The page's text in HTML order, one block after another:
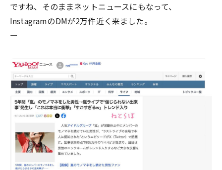
ですね、そのままネットニュースにもなって、
InstagramのDMが2万件近く来ました。
ー